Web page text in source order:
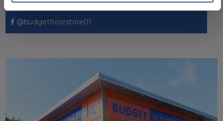
@budgetfloorstore01